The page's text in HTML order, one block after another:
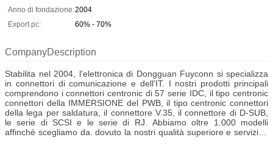
Anno di fondazione:2004
Export pc:
60% - 70%
CompanyDescription
Stabilita nel 2004, l'elettronica di Dongguan Fuyconn si specializza
in connettori di comunicazione e dell'IT. I nostri prodotti principali
comprendono i connettori centronic di 57 serie IDC, il tipo centronic
connettori della IMMERSIONE del PWB, il tipo centronic connettori
della lega per saldatura, il connettore V.35, il connettore di D-SUB,
le serie di SCSI e le serie di RJ. Abbiamo oltre 1.000 modelli
affinchè scegliamo da. dovuto la nostri qualità superiore e servizio i